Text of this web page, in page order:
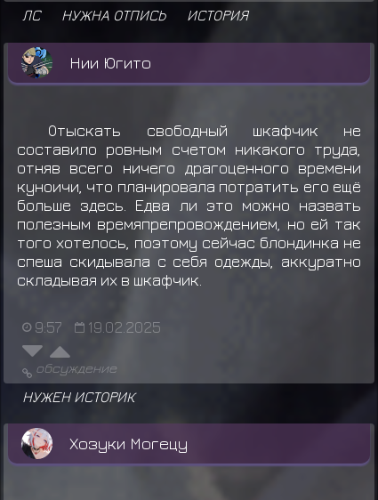
ЛС НУЖНА ОТПИСЬ ИСТОРИЯ
Нии Югито
Отыскать свободный шкафчик не
составило ровным счетом никакого труда,
отняв всего ничего драгоценного времени
куноичи, что планировала потратить его ещё
больше здесь. Едва ли это можно назвать
полезным времяпрепровождением, но ей так
того хотелось, поэтому сейчас блондинка не
спеша скидывала с себя одежды, аккуратно
складывая их в шкафчик.
9:57 19.02.2025
обсуждение
НУЖЕН ИСТОРИК
Хозуки Могецу